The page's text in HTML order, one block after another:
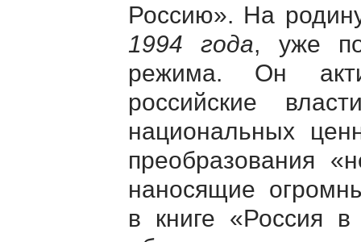
Россию». На
1994 года, уже
режима. Он
российские
национальных
преобразования
наносящие
в книге «Россия